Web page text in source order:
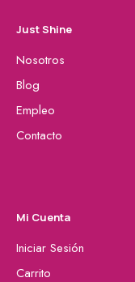
Just Shine
Nosotros
Blog
Empleo
Contacto
Mi Cuenta
Iniciar Sesión
Carrito